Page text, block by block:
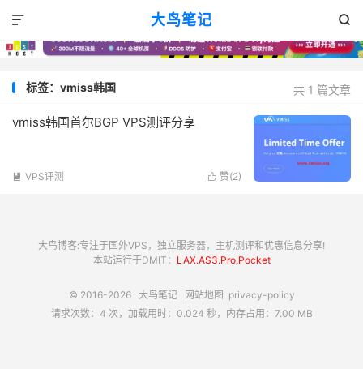
大鸟笔记 

共 1 篇文章
标签：vmiss韩国
vmiss韩国首尔BGP VPS测评分享
 赞(2)
 VPS评测
大鸟博客:专注于国外VPS，独立服务器，主机测评和优惠信息分享!
本站运行于DMIT： LAX.AS3.Pro.Pocket
© 2016-2026 大鸟笔记 网站地图 privacy-policy
请求次数：4 次，加载用时：0.024 秒，内存占用：7.00 MB